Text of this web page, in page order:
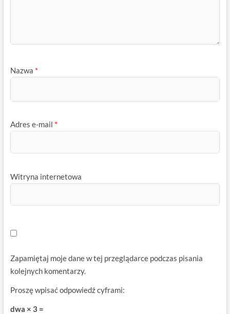
Nazwa *
Adres e-mail *
Witryna internetowa
Zapamiętaj moje dane w tej przeglądarce podczas pisania
kolejnych komentarzy.
Proszę wpisać odpowiedź cyframi:
dwa × 3 =